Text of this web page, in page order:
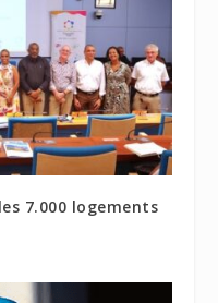
7.000 logements